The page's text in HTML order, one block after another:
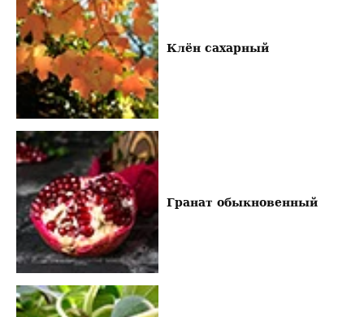
Клён сахарный
Гранат обыкновенный